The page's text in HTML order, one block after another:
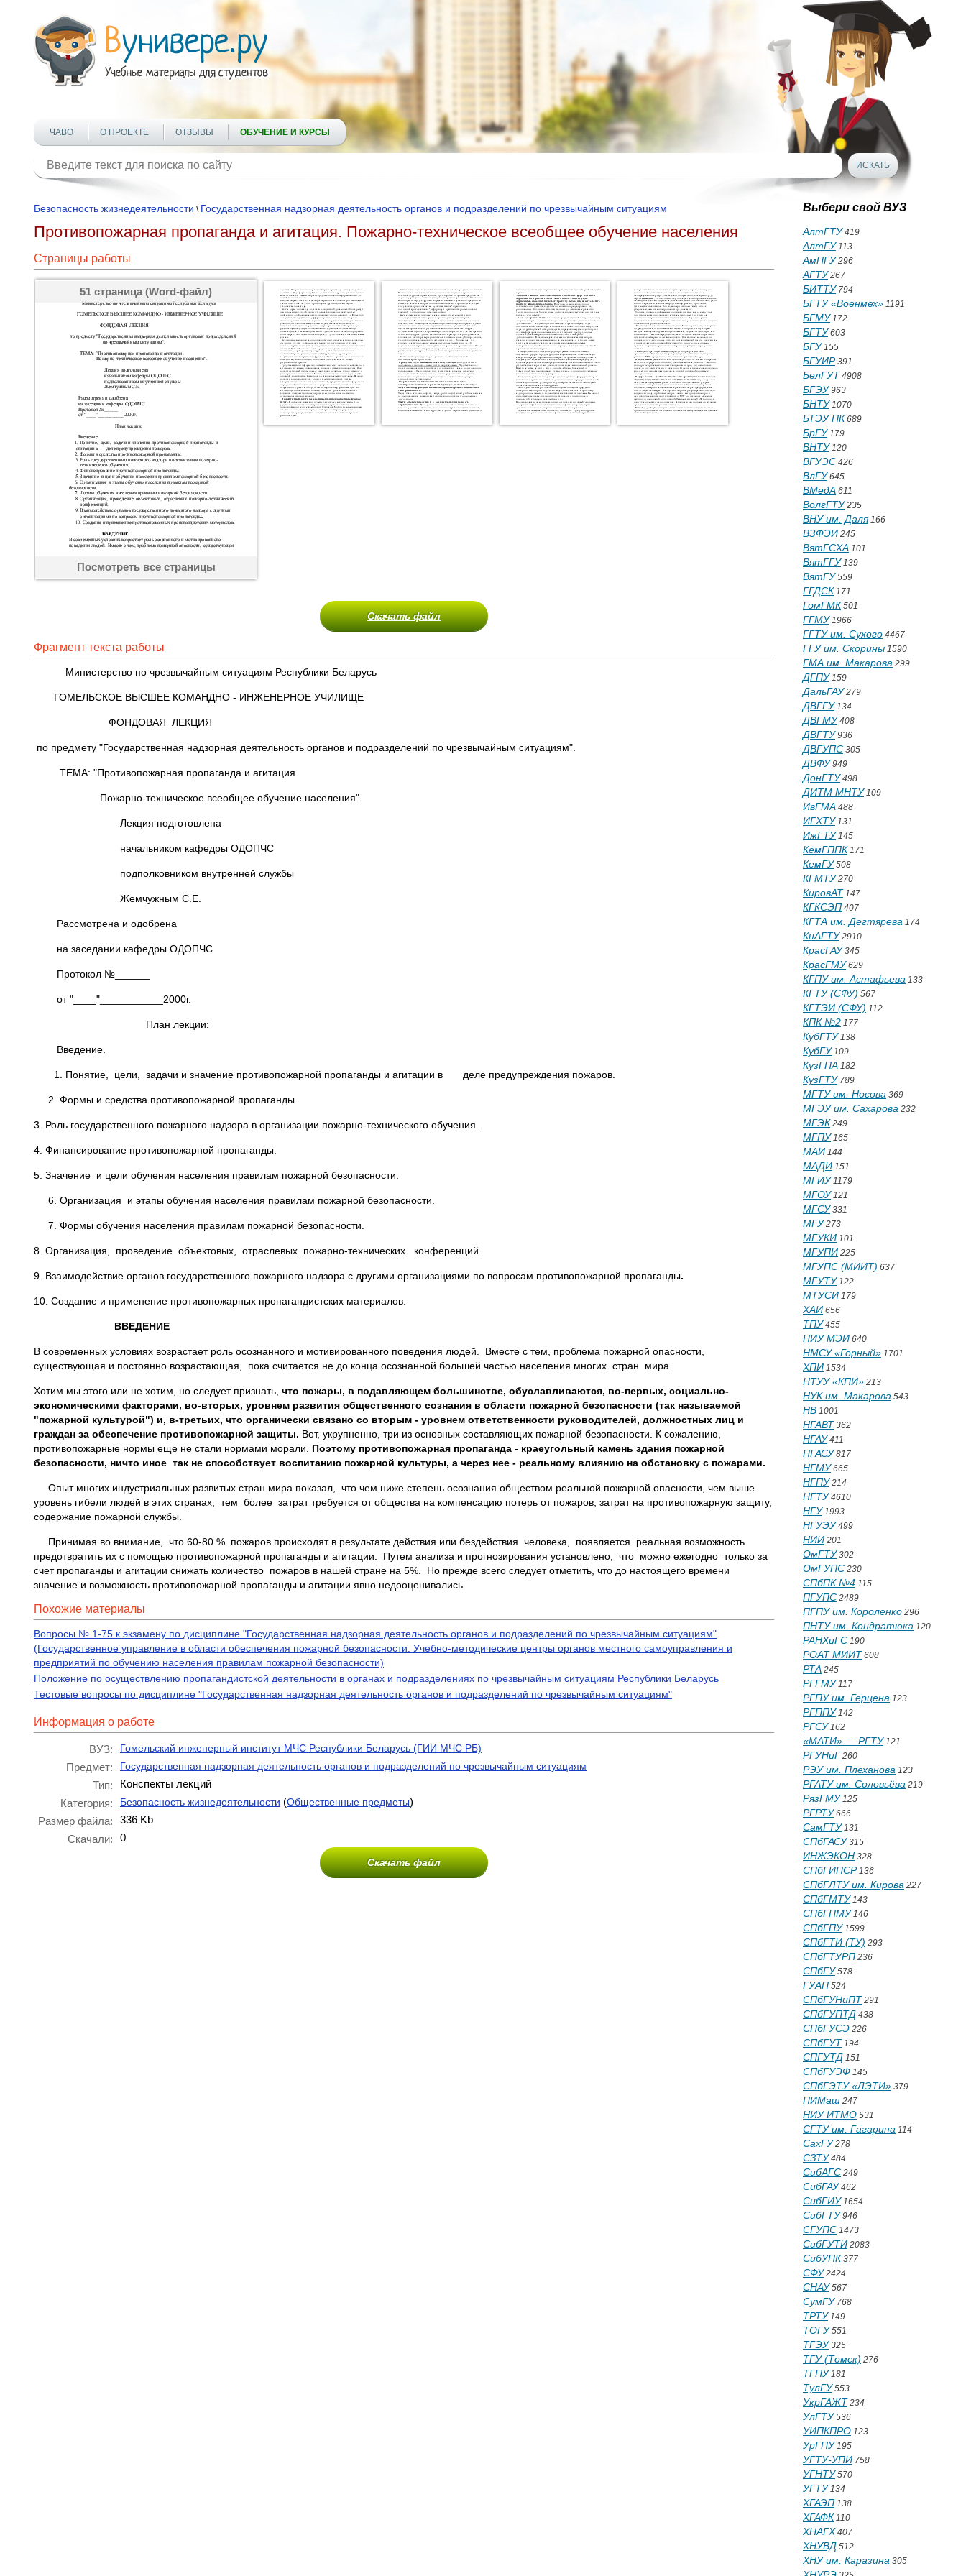
ЧАВО О ПРОЕКТЕ ОТЗЫВЫ ОБУЧЕНИЕ И КУРСЫ
Безопасность жизнедеятельности \ Государственная надзорная деятельность органов и подразделений по чрезвычайным ситуациям
Противопожарная пропаганда и агитация. Пожарно-техническое всеобщее обучение населения
Страницы работы
51 страница (Word-файл)
Посмотреть все страницы
Скачать файл
Фрагмент текста работы
Министерство по чрезвычайным ситуациям Республики Беларусь
ГОМЕЛЬСКОЕ ВЫСШЕЕ КОМАНДНО - ИНЖЕНЕРНОЕ УЧИЛИЩЕ
ФОНДОВАЯ ЛЕКЦИЯ
по предмету "Государственная надзорная деятельность органов и подразделений по чрезвычайным ситуациям".
ТЕМА: "Противопожарная пропаганда и агитация.
Пожарно-техническое всеобщее обучение населения".
Лекция подготовлена
начальником кафедры ОДОПЧС
подполковником внутренней службы
Жемчужным С.Е.
Рассмотрена и одобрена
на заседании кафедры ОДОПЧС
Протокол №______
от "____"___________2000г.
План лекции:
Введение.
1. Понятие, цели, задачи и значение противопожарной пропаганды и агитации в деле предупреждения пожаров.
2. Формы и средства противопожарной пропаганды.
3. Роль государственного пожарного надзора в организации пожарно-технического обучения.
4. Финансирование противопожарной пропаганды.
5. Значение и цели обучения населения правилам пожарной безопасности.
6. Организация и этапы обучения населения правилам пожарной безопасности.
7. Формы обучения населения правилам пожарной безопасности.
8. Организация, проведение объектовых, отраслевых пожарно-технических конференций.
9. Взаимодействие органов государственного пожарного надзора с другими организациями по вопросам противопожарной пропаганды.
10. Создание и применение противопожарных пропагандистских материалов.
ВВЕДЕНИЕ
В современных условиях возрастает роль осознанного и мотивированного поведения людей. Вместе с тем, проблема пожарной опасности,
существующая и постоянно возрастающая, пока считается не до конца осознанной большей частью населения многих стран мира.
Хотим мы этого или не хотим, но следует признать, что пожары, в подавляющем большинстве, обуславливаются, во-первых, социально-
экономическими факторами, во-вторых, уровнем развития общественного сознания в области пожарной безопасности (так называемой
"пожарной культурой") и, в-третьих, что органически связано со вторым - уровнем ответственности руководителей, должностных лиц и
граждан за обеспечение противопожарной защиты. Вот, укрупненно, три из основных составляющих пожарной безопасности. К сожалению,
противопожарные нормы еще не стали нормами морали.
Поэтому противопожарная пропаганда - краеугольный камень здания пожарной
безопасности, ничто иное так не способствует воспитанию пожарной культуры, а через нее - реальному влиянию на обстановку с пожарами.
Опыт многих индустриальных развитых стран мира показал, что чем ниже степень осознания обществом реальной пожарной опасности, чем выше
уровень гибели людей в этих странах, тем более затрат требуется от общества на компенсацию потерь от пожаров, затрат на противопожарную защиту,
содержание пожарной службы.
Принимая во внимание, что 60-80 % пожаров происходят в результате действия или бездействия человека, появляется реальная возможность
предотвратить их с помощью противопожарной пропаганды и агитации. Путем анализа и прогнозирования установлено, что можно ежегодно только за
счет пропаганды и агитации снижать количество пожаров в нашей стране на 5%. Но прежде всего следует отметить, что до настоящего времени
значение и возможность противопожарной пропаганды и агитации явно недооценивались
Похожие материалы
Вопросы № 1-75 к экзамену по дисциплине "Государственная надзорная деятельность органов и подразделений по чрезвычайным ситуациям"
(Государственное управление в области обеспечения пожарной безопасности. Учебно-методические центры органов местного самоуправления и
предприятий по обучению населения правилам пожарной безопасности)
Положение по осуществлению пропагандистской деятельности в органах и подразделениях по чрезвычайным ситуациям Республики Беларусь
Тестовые вопросы по дисциплине "Государственная надзорная деятельность органов и подразделений по чрезвычайным ситуациям"
Информация о работе
ВУЗ: Гомельский инженерный институт МЧС Республики Беларусь (ГИИ МЧС РБ)
Предмет: Государственная надзорная деятельность органов и подразделений по чрезвычайным ситуациям
Тип:
Конспекты лекций
Категория:
Безопасность жизнедеятельности (Общественные предметы)
Размер файла:
336 Kb
Скачали:
0
Скачать файл
Выбери свой ВУЗ
АлтГТУ419
АлтГУ113
АмПГУ296
АГТУ267
БИТТУ794
БГТУ «Военмех» 1191
БГМУ172
БГТУ603
БГУ155
БГУИР391
БелГУТ 4908
БГЭУ963
БНТУ1070
БТЭУ ПК 689
БрГУ179
ВНТУ120
ВГУЭС 426
ВлГУ645
ВМедА 611
ВолгГТУ235
ВНУ им. Даля166
ВЗФЭИ 245
ВятГСХА 101
ВятГГУ139
ВятГУ559
ГГДСК 171
ГомГМК 501
ГГМУ1966
ГГТУ им. Сухого 4467
ГГУ им. Скорины 1590
ГМА им. Макарова 299
ДГПУ159
ДальГАУ279
ДВГГУ134
ДВГМУ408
ДВГТУ936
ДВГУПС 305
ДВФУ949
ДонГТУ498
ДИТМ МНТУ109
ИвГМА 488
ИГХТУ131
ИжГТУ145
КемГППК 171
КемГУ508
КГМТУ270
КировАТ 147
КГКСЭП 407
КГТА им. Дегтярева 174
КнАГТУ2910
КрасГАУ345
КрасГМУ629
КГПУ им. Астафьева 133
КГТУ (СФУ) 567
КГТЭИ (СФУ) 112
КПК №2 177
КубГТУ138
КубГУ109
КузГПА 182
КузГТУ789
МГТУ им. Носова 369
МГЭУ им. Сахарова 232
МГЭК 249
МГПУ165
МАИ 144
МАДИ 151
МГИУ1179
МГОУ121
МГСУ331
МГУ273
МГУКИ 101
МГУПИ 225
МГУПС (МИИТ) 637
МГУТУ122
МТУСИ 179
ХАИ 656
ТПУ455
НИУ МЭИ 640
НМСУ «Горный» 1701
ХПИ 1534
НТУУ «КПИ» 213
НУК им. Макарова 543
НВ 1001
НГАВТ 362
НГАУ411
НГАСУ817
НГМУ665
НГПУ214
НГТУ4610
НГУ1993
НГУЭУ499
НИИ 201
ОмГТУ302
ОмГУПС 230
СПбПК №4 115
ПГУПС 2489
ПГПУ им. Короленко 296
ПНТУ им. Кондратюка 120
РАНХиГС 190
РОАТ МИИТ 608
РТА 245
РГГМУ117
РГПУ им. Герцена 123
РГППУ142
РГСУ162
«МАТИ» — РГТУ121
РГУНиГ 260
РЭУ им. Плеханова 123
РГАТУ им. Соловьёва 219
РязГМУ125
РГРТУ666
СамГТУ131
СПбГАСУ315
ИНЖЭКОН 328
СПбГИПСР136
СПбГЛТУ им. Кирова 227
СПбГМТУ143
СПбГПМУ146
СПбГПУ1599
СПбГТИ (ТУ) 293
СПбГТУРП 236
СПбГУ578
ГУАП 524
СПбГУНиПТ 291
СПбГУПТД 438
СПбГУСЭ 226
СПбГУТ 194
СПГУТД 151
СПбГУЭФ 145
СПбГЭТУ «ЛЭТИ» 379
ПИМаш 247
НИУ ИТМО 531
СГТУ им. Гагарина 114
СахГУ278
СЗТУ484
СибАГС 249
СибГАУ462
СибГИУ1654
СибГТУ946
СГУПС 1473
СибГУТИ 2083
СибУПК 377
СФУ2424
СНАУ567
СумГУ768
ТРТУ149
ТОГУ551
ТГЭУ325
ТГУ (Томск) 276
ТГПУ181
ТулГУ553
УкрГАЖТ 234
УлГТУ536
УИПКПРО 123
УрГПУ195
УГТУ-УПИ 758
УГНТУ570
УГТУ134
ХГАЭП 138
ХГАФК 110
ХНАГХ 407
ХНУВД 512
ХНУ им. Каразина 305